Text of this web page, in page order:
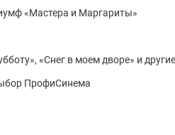
«Мастера и Маргариты»
​​​​«Снег в моем дворе» и
ПрофиСинема